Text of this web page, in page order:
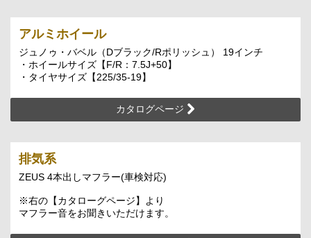
アルミホイール
ジュノゥ・バベル（Dブラック/Rポリッシュ） 19インチ
・ホイールサイズ【F/R：7.5J+50】
・タイヤサイズ【225/35-19】
カタログページ
排気系
ZEUS 4本出しマフラー(車検対応)
※右の【カタローグページ】より
マフラー音をお聞きいただけます。